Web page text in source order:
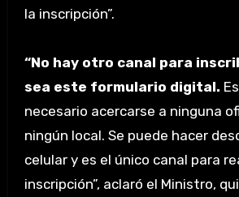
la inscripción”.
“No hay otro canal para
sea este formulario digital.
necesario acercarse a ninguna
ningún local. Se puede hacer
celular y es el único canal para
inscripción”, aclaró el Ministro,